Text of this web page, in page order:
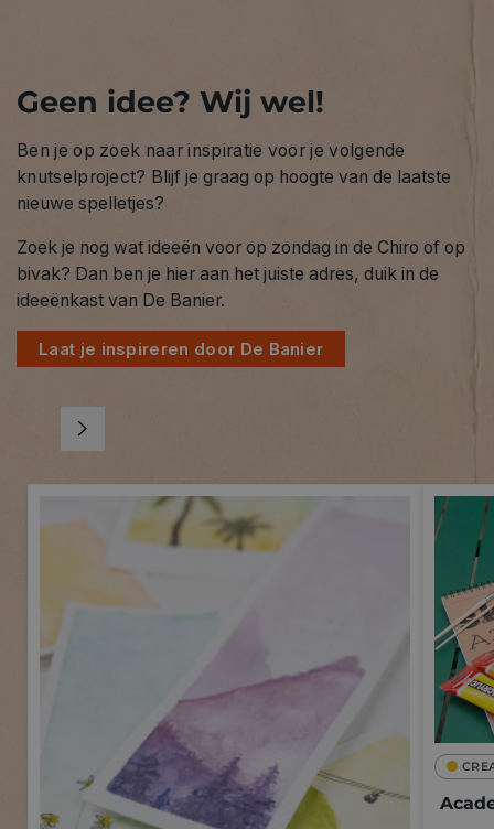
Geen idee? Wij wel!
Ben je op zoek naar inspiratie voor je volgende
knutselproject? Blijf je graag op hoogte van de laatste
nieuwe spelletjes?
Zoek je nog wat ideeën voor op zondag in de Chiro of op
bivak? Dan ben je hier aan het juiste adres, duik in de
ideeënkast van De Banier.
Laat je inspireren door De Banier